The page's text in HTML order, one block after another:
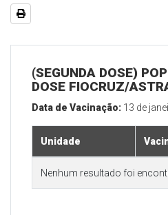
(SEGUNDA DOSE)
DOSE FIOCRUZ/
Data de Vacinação: 13 de
Unidade
Nenhum resultado foi